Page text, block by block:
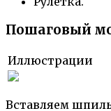
Пошаговый
Иллюстрации
Вставляем